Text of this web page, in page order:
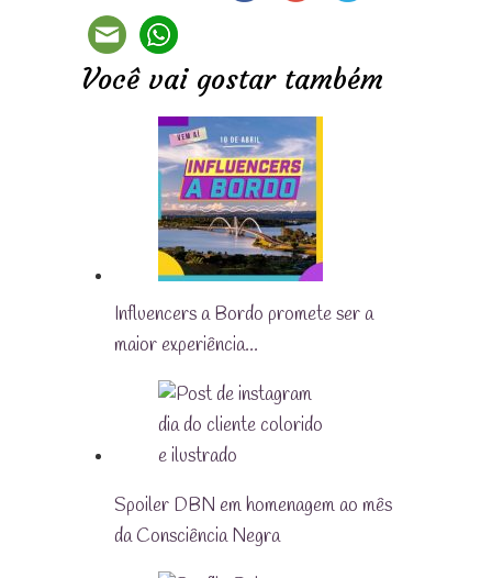
Você vai gostar também
Influencers a Bordo promete ser a
maior experiência…
Spoiler DBN em homenagem ao mês
da Consciência Negra